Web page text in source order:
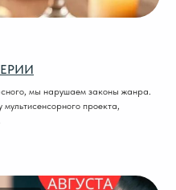
мы нарушаем законы жанра.
проекта,